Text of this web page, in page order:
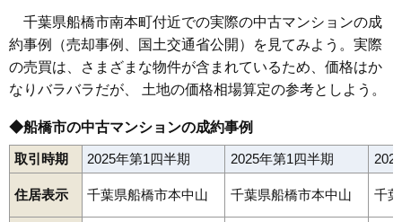
千葉県船橋市南本町付近での実際の中古マンションの成
約事例（売却事例、国土交通省公開）を見てみよう。実際
の売買は、さまざまな物件が含まれているため、価格はか
なりバラバラだが、 土地の価格相場算定の参考としよう。
◆船橋市の中古マンションの成約事例
取引時期 2025年第1四半期 2025年第1四半期
住居表示 千葉県船橋市本中山 千葉県船橋市本中山 千